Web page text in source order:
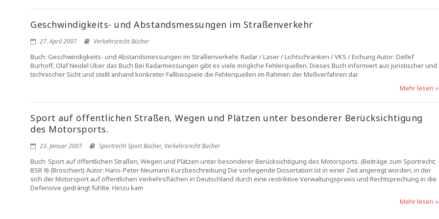
Geschwindigkeits- und Abstandsmessungen im Straßenverkehr
27. April 2007 Verkehrsrecht Bücher
Buch: Geschwindigkeits- und Abstandsmessungen im Straßenverkehr. Radar / Laser / Lichtschranken / VKS / Eichung Autor: Detlef
Burhoff, Olaf Neidel Über das Buch Bei Radarmessungen gibt es viele mögliche Fehlerquellen. Dieses Buch informiert aus juristischer und
technischer Sicht und stellt anhand konkreter Fallbeispiele die Fehlerquellen im Rahmen der Meßverfahren dar.
Mehr lesen »
Sport auf öffentlichen Straßen, Wegen und Plätzen unter besonderer Berücksichtigung
des Motorsports.
23. Januar 2007 Sportrecht Sport Bücher, Verkehrsrecht Bücher
Buch: Sport auf öffentlichen Straßen, Wegen und Plätzen unter besonderer Berücksichtigung des Motorsports. (Beiträge zum Sportrecht;
BSR 9) (Broschiert) Autor: Hans-Peter Neumann Kurzbeschreibung Die vorliegende Dissertation ist in einer Zeit angeregt worden, in der
sich der Motorsport auf öffentlichen Verkehrsflächen in Deutschland durch eine restriktive Verwaltungspraxis und Rechtsprechung in die
Defensive gedrängt fühlte. Hinzu kam
Mehr lesen »